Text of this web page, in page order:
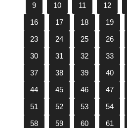
9
10 11 12
16
17 18 19
23
24 25 26
30
31 32 33
37
38 39 40
44
45 46 47
51
52 53 54
58
59 60 61